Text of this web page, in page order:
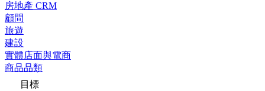
房地產 CRM
顧問
旅遊
建設
實體店面與電商
商品品類
目標